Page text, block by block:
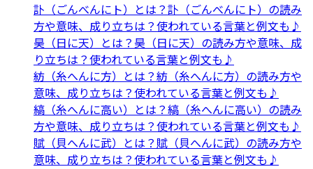
訃（ごんべんにト）とは？訃（ごんべんにト）の読み
方や意味、成り立ちは？使われている言葉と例文も♪
昊（日に天）とは？昊（日に天）の読み方や意味、成
り立ちは？使われている言葉と例文も♪
紡（糸へんに方）とは？紡（糸へんに方）の読み方や
意味、成り立ちは？使われている言葉と例文も♪
縞（糸へんに高い）とは？縞（糸へんに高い）の読み
方や意味、成り立ちは？使われている言葉と例文も♪
賦（貝へんに武）とは？賦（貝へんに武）の読み方や
意味、成り立ちは？使われている言葉と例文も♪